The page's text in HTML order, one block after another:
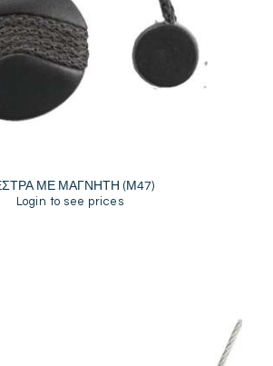
ΜΕ ΜΑΓΝΗΤΗ (Μ47)
Login to see prices